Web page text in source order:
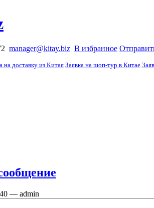
manager@kitay.biz В избранное
на доставку из Китая Заявка на шоп-тур в Китае
— admin